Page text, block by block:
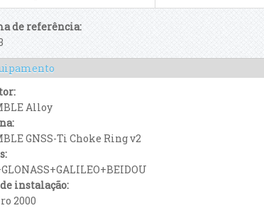
de referência:
Alloy
GNSS-Ti Choke Ring v2
instalação:
2000